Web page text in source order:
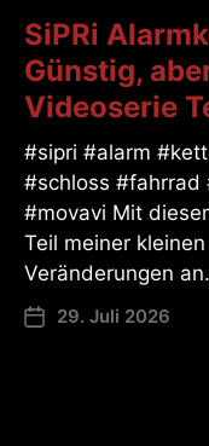
SiPRi
Günstig,
Videoserie
#sipri #alarm
#schloss #fahrrad
#movavi Mit
Teil meiner
Veränderungen
29. Juli 2026